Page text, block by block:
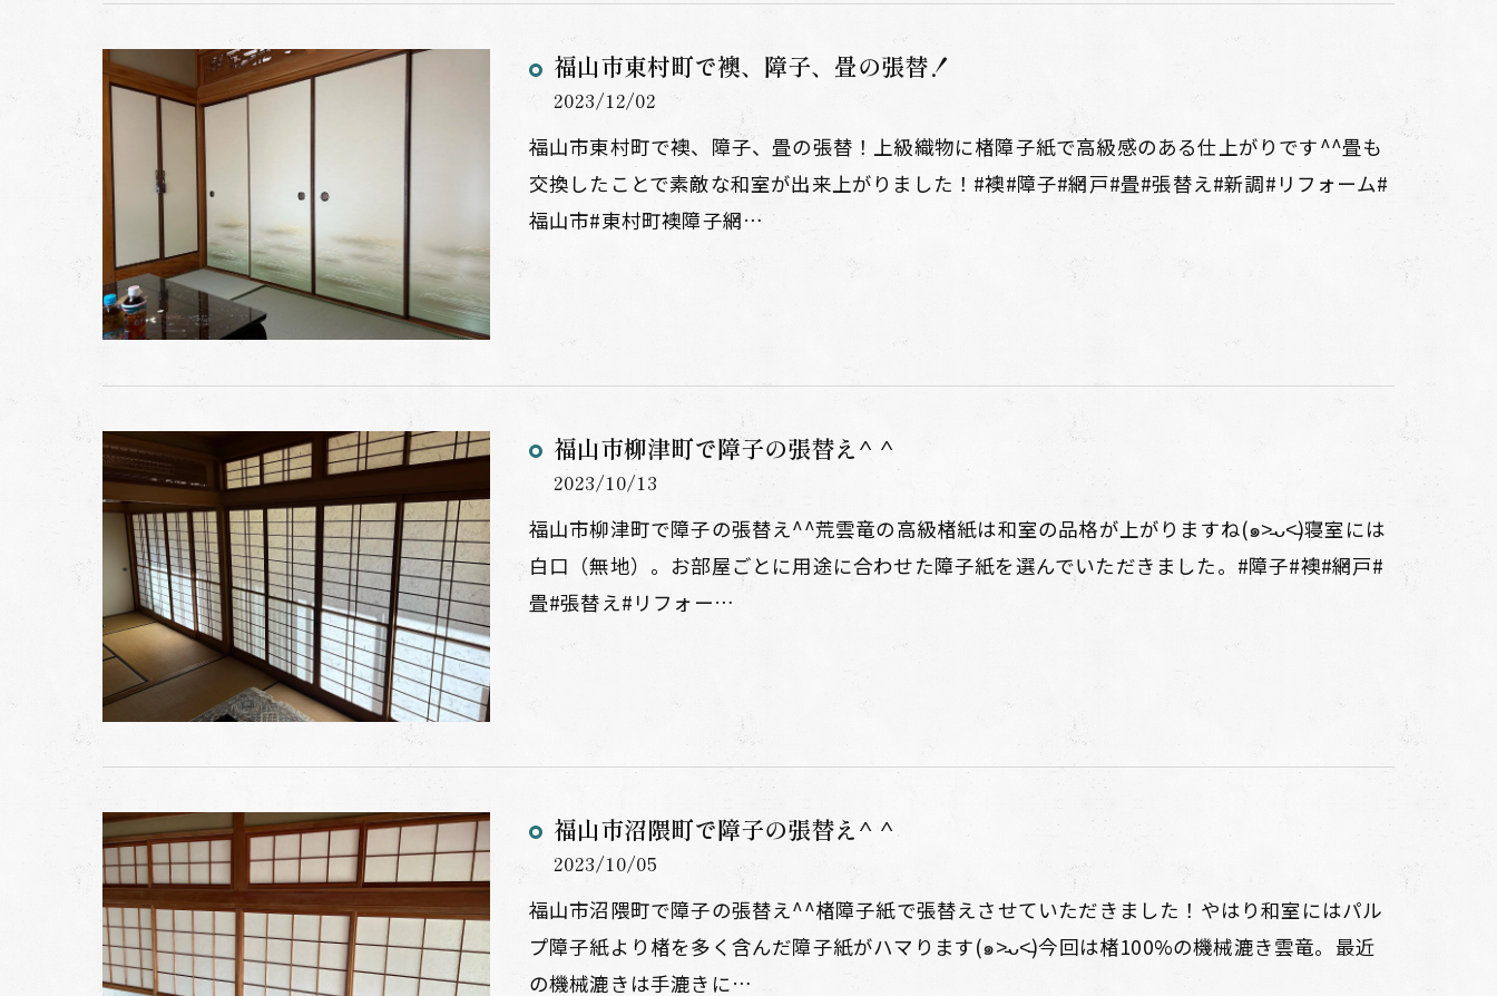
福山市東村町で襖、障子、畳の張替！
2023/12/02
福山市東村町で襖、障子、畳の張替！上級織物に楮障子紙で高級感のある仕上がりです^^畳も
交換したことで素敵な和室が出来上がりました！#襖#障子#網戸#畳#張替え#新調#リフォーム#
福山市#東村町襖障子網…
福山市柳津町で障子の張替え^ ^
2023/10/13
福山市柳津町で障子の張替え^^荒雲竜の高級楮紙は和室の品格が上がりますね(๑˃̵ᴗ˂̵)寝室には
白口（無地）。お部屋ごとに用途に合わせた障子紙を選んでいただきました。#障子#襖#網戸#
畳#張替え#リフォー…
福山市沼隈町で障子の張替え^ ^
2023/10/05
福山市沼隈町で障子の張替え^^楮障子紙で張替えさせていただきました！やはり和室にはパル
プ障子紙より楮を多く含んだ障子紙がハマります(๑˃̵ᴗ˂̵)今回は楮100%の機械漉き雲竜。最近
の機械漉きは手漉きに…